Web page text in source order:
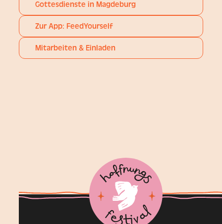
Gottesdienste in Magdeburg
Zur App: FeedYourself
Mitarbeiten & Einladen